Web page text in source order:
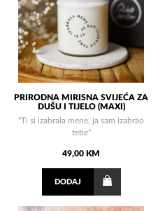
PRIRODNA MIRISNA SVIJEĆA ZA
DUŠU I TIJELO (MAXI)
"Ti si izabrala mene, ja sam izabrao
tebe"
49,00 KM
DODAJ